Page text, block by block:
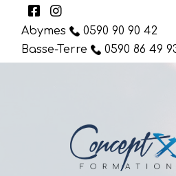
Abymes
0590 90 90 42
Basse-Terre
0590 86 49